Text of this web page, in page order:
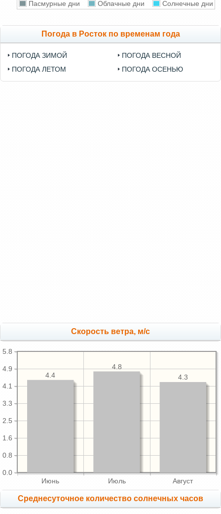
Пасмурные дни Облачные дни Солнечные дни
Погода в Росток по временам года
ПОГОДА ЗИМОЙ
ПОГОДА ЛЕТОМ
ПОГОДА ВЕСНОЙ
ПОГОДА ОСЕНЬЮ
Скорость ветра, м/с
Июнь Июль Август
0.0
0.8
1.6
2.5
3.3
4.1
4.9
5.8
4.3
4.8
4.4
Среднесуточное количество солнечных часов